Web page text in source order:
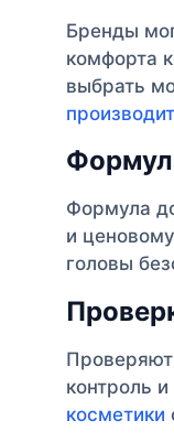
Бренды
комфорта
выбрать
Формула
и
головы
Проверяют
контроль
косметики